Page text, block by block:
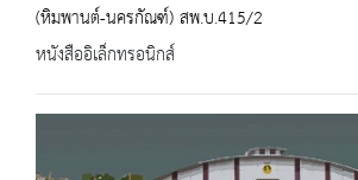
(หิมพานต์-นครกัณฑ์) สพ.บ.415/2
หนังสืออิเล็กทรอนิกส์